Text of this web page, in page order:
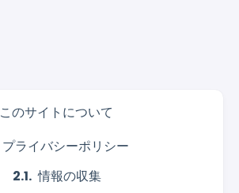
このサイトについて
プライバシーポリシー
情報の収集